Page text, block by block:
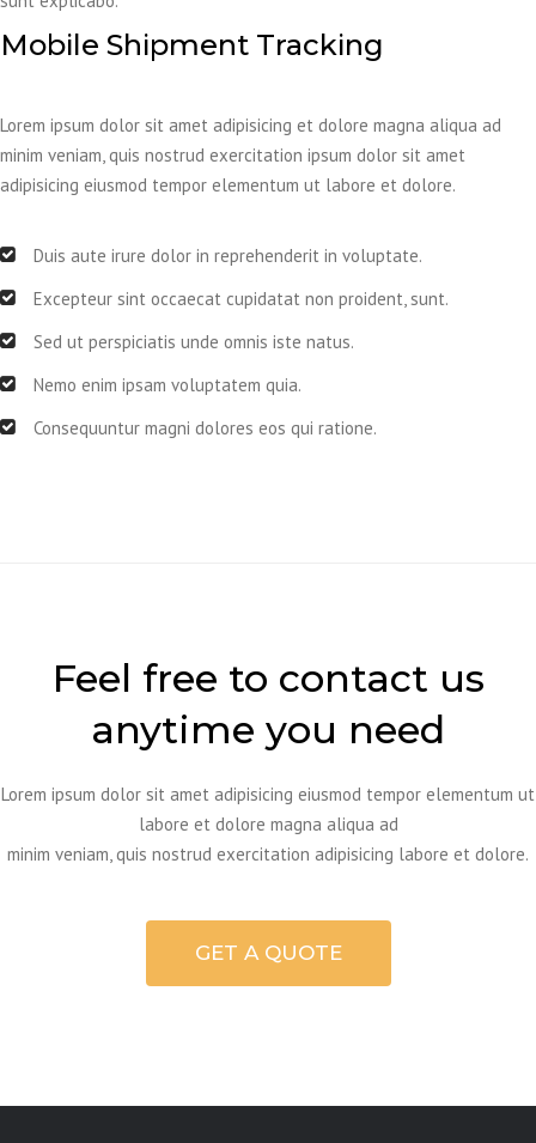
Mobile Shipment Tracking
Lorem ipsum dolor sit amet adipisicing et dolore magna aliqua ad
minim veniam, quis nostrud exercitation ipsum dolor sit amet
adipisicing eiusmod tempor elementum ut labore et dolore.
Duis aute irure dolor in reprehenderit in voluptate.
Excepteur sint occaecat cupidatat non proident, sunt.
Sed ut perspiciatis unde omnis iste natus.
Nemo enim ipsam voluptatem quia.
Consequuntur magni dolores eos qui ratione.
Feel free to contact us
anytime you need
Lorem ipsum dolor sit amet adipisicing eiusmod tempor elementum ut
labore et dolore magna aliqua ad
minim veniam, quis nostrud exercitation adipisicing labore et dolore.
GET A QUOTE